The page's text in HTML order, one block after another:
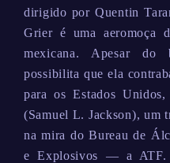
dirigido por Quentin
Grier é uma aeromoça
mexicana. Apesar do
possibilita que ela
para os Estados
(Samuel L. Jackson), um
na mira do Bureau de
e Explosivos — a ATF.